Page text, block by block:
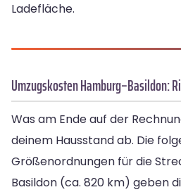
Ladefläche.
Umzugskosten Hamburg–Basildon:
Was am Ende auf der
deinem Hausstand ab. Die
Größenordnungen für die
Basildon (ca. 820 km) geben